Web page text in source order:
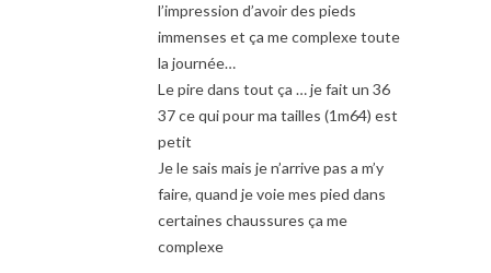
l’impression d’avoir des pieds
immenses et ça me complexe toute
la journée…
Le pire dans tout ça … je fait un 36
37 ce qui pour ma tailles (1m64) est
petit
Je le sais mais je n’arrive pas a m’y
faire, quand je voie mes pied dans
certaines chaussures ça me
complexe